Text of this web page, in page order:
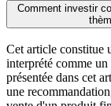
Comment investir
Cet article constitue
interprété comme
présentée dans cet
une